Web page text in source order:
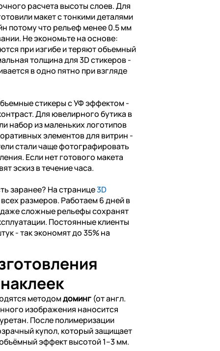
расчета высоты слоев. Для
макет с тонкими деталями
потому что рельеф менее 0.5 мм
Не экономьте на основе:
при изгибе и теряют объемный
толщина для 3D стикеров -
в одно пятно при взгляде
стикеры с УФ эффектом -
Для ювелирного бутика в
набор из маленьких логотипов
элементов для витрин -
стали чаще фотографировать
Если нет готового макета
эскиз в течение часа.
заранее? На странице3D
размеров. Работаем 6 дней в
сложные рельефы сохранят
Постоянные клиенты
- так экономят до 35% на
методомдоминг (от англ.
изображения наносится
После полимеризации
купол, который защищает
эффект высотой 1–3 мм.